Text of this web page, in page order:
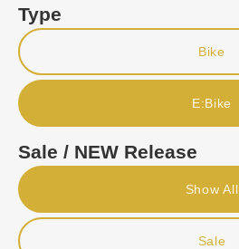
Type
Bike
E:Bike
Sale / NEW Release
Show All
Sale